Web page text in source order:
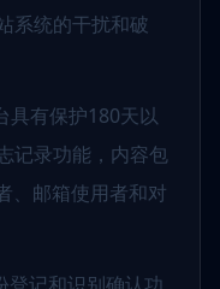
系统的干扰和破
具有保护180天以
记录功能，内容包
、邮箱使用者和对